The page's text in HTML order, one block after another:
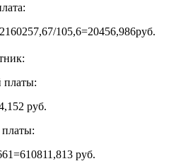
105,6=20456,986руб.
платы:
руб.
руб.